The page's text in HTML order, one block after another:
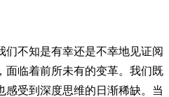
们不知是有幸还是不幸地见证阅
面临着前所未有的变革。我们既
感受到深度思维的日渐稀缺。当